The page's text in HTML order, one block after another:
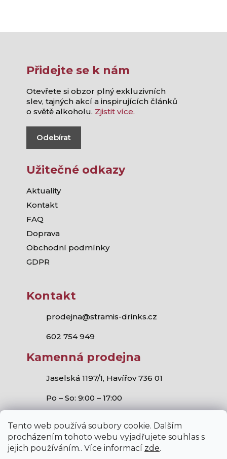
Tento web používá soubory cookie. Dalším
procházením tohoto webu vyjadřujete souhlas s
jejich používáním.. Více informací zde.
Přidejte se k nám
Otevřete si obzor plný exkluzivních
slev, tajných akcí a inspirujících článků
o světě alkoholu. Zjistit více.
Odebírat
Užitečné odkazy
Aktuality
Kontakt
FAQ
Doprava
Obchodní podmínky
GDPR
Kontakt
prodejna@stramis-drinks.cz
602 754 949
Kamenná prodejna
Jaselská 1197/1, Havířov 736 01
Po – So: 9:00 – 17:00